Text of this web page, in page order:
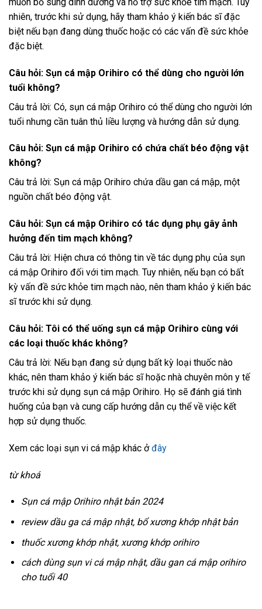
nhiên, trước khi sử dụng, hãy tham khảo ý kiến ​​bác sĩ đặc
biệt nếu bạn đang dùng thuốc hoặc có các vấn đề sức khỏe
đặc biệt.
Câu hỏi: Sụn cá mập Orihiro có thể dùng cho người lớn
tuổi không?
Câu trả lời: Có, sụn cá mập Orihiro có thể dùng cho người lớn
tuổi nhưng cần tuân thủ liều lượng và hướng dẫn sử dụng.
Câu hỏi: Sụn cá mập Orihiro có chứa chất béo động vật
không?
Câu trả lời: Sụn cá mập Orihiro chứa dầu gan cá mập, một
nguồn chất béo động vật.
Câu hỏi: Sụn cá mập Orihiro có tác dụng phụ gây ảnh
hưởng đến tim mạch không?
Câu trả lời: Hiện chưa có thông tin về tác dụng phụ của sụn
cá mập Orihiro đối với tim mạch. Tuy nhiên, nếu bạn có bất
kỳ vấn đề sức khỏe tim mạch nào, nên tham khảo ý kiến ​​bác
sĩ trước khi sử dụng.
Câu hỏi: Tôi có thể uống sụn cá mập Orihiro cùng với
các loại thuốc khác không?
Câu trả lời: Nếu bạn đang sử dụng bất kỳ loại thuốc nào
khác, nên tham khảo ý kiến ​​bác sĩ hoặc nhà chuyên môn y tế
trước khi sử dụng sụn cá mập Orihiro. Họ sẽ đánh giá tình
huống của bạn và cung cấp hướng dẫn cụ thể về việc kết
hợp sử dụng thuốc.
Xem các loại sụn vi cá mập khác ởđây
từ khoá
Sụn cá mập Orihiro nhật bản 2024
review dầu ga cá mập nhật, bổ xương khớp nhật bản
thuốc xương khớp nhật, xương khớp orihiro
cách dùng sụn vi cá mập nhật, dầu gan cá mập orihiro
cho tuổi 40